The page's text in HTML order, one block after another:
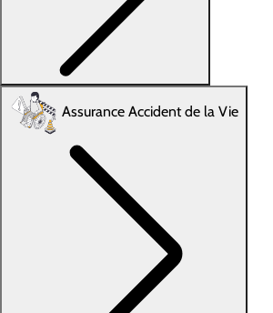
Assurance Accident de la Vie